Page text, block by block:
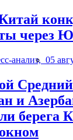
через
анализ, 05
и
берега